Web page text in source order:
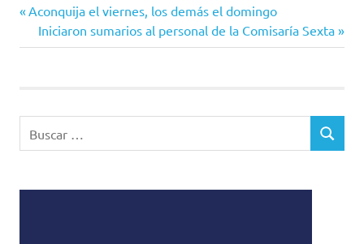
Navegación
de
Entrada
anterior:
Aconquija el viernes, los demás el domingo
Siguiente
entrada:
Iniciaron sumarios al personal de la Comisaría Sexta
BUSCAR